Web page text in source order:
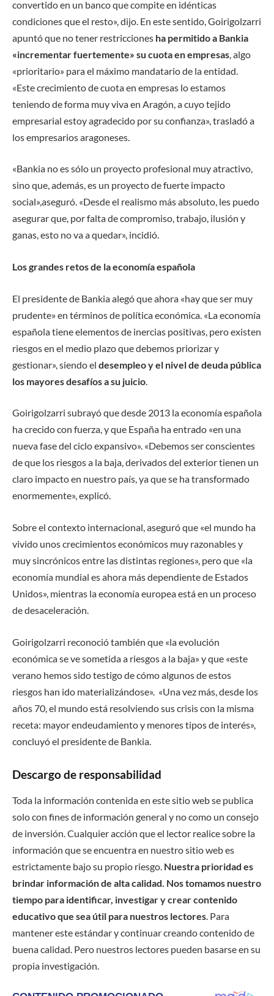
convertido en un banco que compite en idénticas
condiciones que el resto», dijo. En este sentido, Goirigolzarri
apuntó que no tener restricciones ha permitido a Bankia
«incrementar fuertemente» su cuota en empresas, algo
«prioritario» para el máximo mandatario de la entidad.
«Este crecimiento de cuota en empresas lo estamos
teniendo de forma muy viva en Aragón, a cuyo tejido
empresarial estoy agradecido por su confianza», trasladó a
los empresarios aragoneses.
«Bankia no es sólo un proyecto profesional muy atractivo,
sino que, además, es un proyecto de fuerte impacto
social»,aseguró. «Desde el realismo más absoluto, les puedo
asegurar que, por falta de compromiso, trabajo, ilusión y
ganas, esto no va a quedar», incidió.
Los grandes retos de la economía española
El presidente de Bankia alegó que ahora «hay que ser muy
prudente» en términos de política económica. «La economía
española tiene elementos de inercias positivas, pero existen
riesgos en el medio plazo que debemos priorizar y
gestionar», siendo el desempleo y el nivel de deuda pública
los mayores desafíos a su juicio
Goirigolzarri subrayó que desde 2013 la economía española
ha crecido con fuerza, y que España ha entrado «en una
nueva fase del ciclo expansivo». «Debemos ser conscientes
de que los riesgos a la baja, derivados del exterior tienen un
claro impacto en nuestro país, ya que se ha transformado
enormemente», explicó.
Sobre el contexto internacional, aseguró que «el mundo ha
vivido unos crecimientos económicos muy razonables y
muy sincrónicos entre las distintas regiones», pero que «la
economía mundial es ahora más dependiente de Estados
Unidos», mientras la economía europea está en un proceso
de desaceleración.
Goirigolzarri reconoció también que «la evolución
económica se ve sometida a riesgos a la baja» y que «este
verano hemos sido testigo de cómo algunos de estos
riesgos han ido materializándose». «Una vez más, desde los
años 70, el mundo está resolviendo sus crisis con la misma
receta: mayor endeudamiento y menores tipos de interés»,
concluyó el presidente de Bankia.
Descargo de responsabilidad
Toda la información contenida en este sitio web se publica
solo con fines de información general y no como un consejo
de inversión. Cualquier acción que el lector realice sobre la
información que se encuentra en nuestro sitio web es
estrictamente bajo su propio riesgo. Nuestra prioridad es
brindar información de alta calidad. Nos tomamos nuestro
tiempo para identificar, investigar y crear contenido
educativo que sea útil para nuestros lectores. Para
mantener este estándar y continuar creando contenido de
buena calidad. Pero nuestros lectores pueden basarse en su
propia investigación.